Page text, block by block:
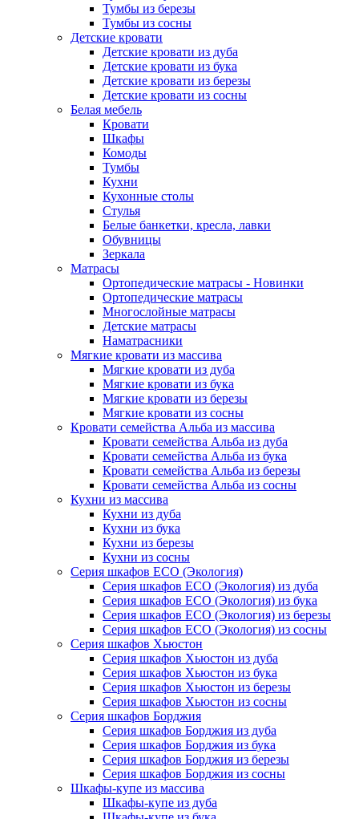
Тумбы из березы
Тумбы из сосны
Детские кровати
Детские кровати из дуба
Детские кровати из бука
Детские кровати из березы
Детские кровати из сосны
Белая мебель
Кровати
Шкафы
Комоды
Тумбы
Кухни
Кухонные столы
Стулья
Белые банкетки, кресла, лавки
Обувницы
Зеркала
Матрасы
Ортопедические матрасы - Новинки
Ортопедические матрасы
Многослойные матрасы
Детские матрасы
Наматрасники
Мягкие кровати из массива
Мягкие кровати из дуба
Мягкие кровати из бука
Мягкие кровати из березы
Мягкие кровати из сосны
Кровати семейства Альба из массива
Кровати семейства Альба из дуба
Кровати семейства Альба из бука
Кровати семейства Альба из березы
Кровати семейства Альба из сосны
Кухни из массива
Кухни из дуба
Кухни из бука
Кухни из березы
Кухни из сосны
Серия шкафов ECO (Экология)
Серия шкафов ECO (Экология) из дуба
Серия шкафов ECO (Экология) из бука
Серия шкафов ECO (Экология) из березы
Серия шкафов ECO (Экология) из сосны
Серия шкафов Хьюстон
Серия шкафов Хьюстон из дуба
Серия шкафов Хьюстон из бука
Серия шкафов Хьюстон из березы
Серия шкафов Хьюстон из сосны
Серия шкафов Борджия
Серия шкафов Борджия из дуба
Серия шкафов Борджия из бука
Серия шкафов Борджия из березы
Серия шкафов Борджия из сосны
Шкафы-купе из массива
Шкафы-купе из дуба